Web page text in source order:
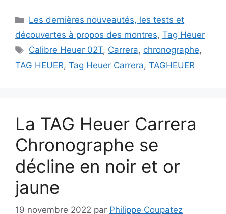
Catégories
Les dernières nouveautés, les tests et
découvertes à propos des montres, Tag Heuer
Étiquettes
Calibre Heuer 02T, Carrera, chronographe,
TAG HEUER, Tag Heuer Carrera, TAGHEUER
La TAG Heuer Carrera
Chronographe se
décline en noir et or
jaune
19 novembre 2022 par Philippe Coupatez